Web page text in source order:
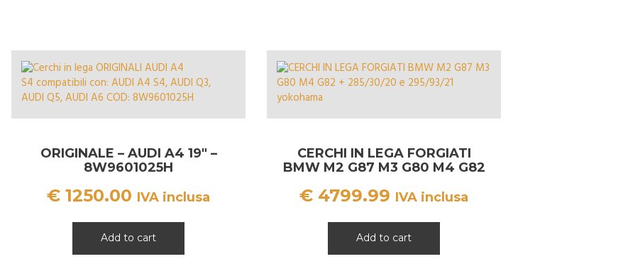
ORIGINALE – AUDI A4 19″ –
8W9601025H
€ 1250.00 IVA inclusa
Add to cart
CERCHI IN LEGA FORGIATI
BMW M2 G87 M3 G80 M4 G82
YOKOHAMA
€ 4799.99 IVA inclusa
Add to cart